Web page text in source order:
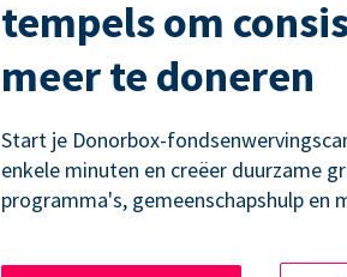
tempels om
meer te doneren
Start je Donorbox-
enkele minuten en creëer duurzame
programma's, gemeenschapshulp en